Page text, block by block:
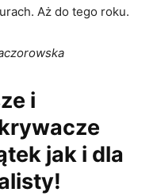
Aż do tego roku.
i
jak i dla